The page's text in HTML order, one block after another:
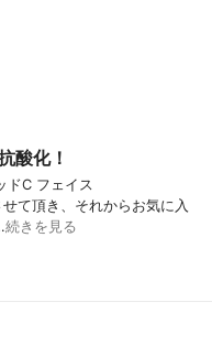
酸化！
ドC フェイス
て頂き、それからお気に入
続きを見る